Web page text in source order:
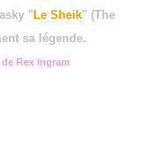
" Le Sheik" (The
sa légende.
Rex Ingram